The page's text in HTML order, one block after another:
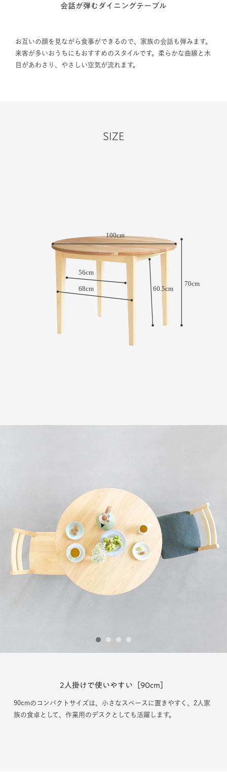
会話が弾むダイニングテーブル
お互いの顔を見ながら食事ができるので、家族の会話も弾みます。
来客が多いおうちにもおすすめのスタイルです。柔らかな曲線と木
目があわさり、やさしい空気が流れます。
SIZE
2人使いでゆったり
3〜4人掛けもOK［100cm］
100cmは2人用の食卓としてゆったりとしたスペースをつくれます。
1 2 3 4